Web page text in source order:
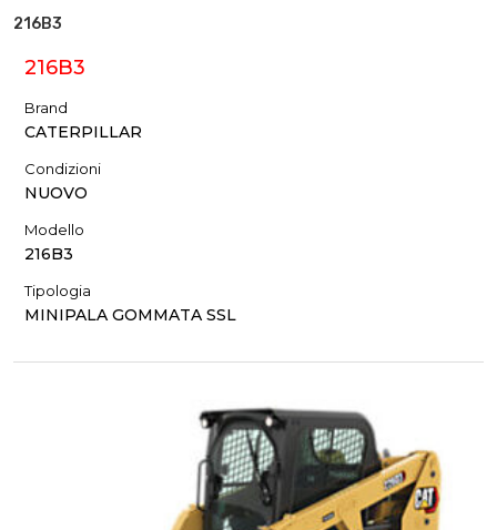
216B3
216B3
Brand
CATERPILLAR
Condizioni
NUOVO
Modello
216B3
Tipologia
MINIPALA GOMMATA SSL